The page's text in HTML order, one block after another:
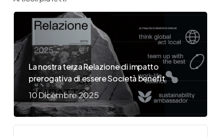
La nostra terza Relazione di impatto
prerogativa di essere Società benefit
10 Dicembre 2025